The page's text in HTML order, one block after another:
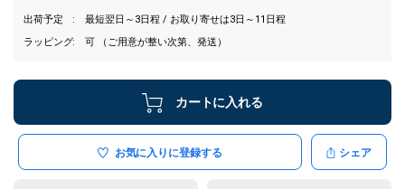
出荷予定
最短翌日～3日程 / お取り寄せは3日～11日程
ラッピング
可 （ご用意が整い次第、発送）
カートに入れる
お気に入りに登録する シェア